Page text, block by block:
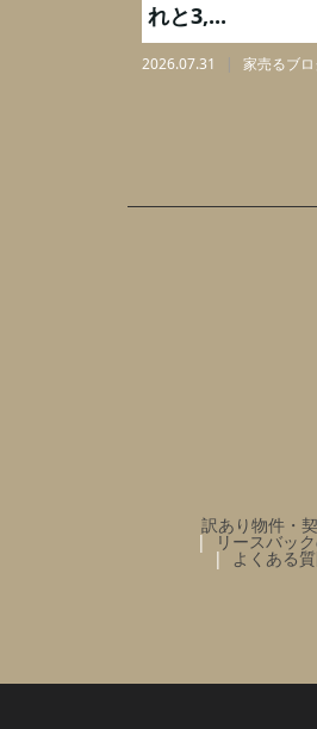
れと3,...
2026.07.31 家売るブログ
訳あり物件・
リースバッ
よくある